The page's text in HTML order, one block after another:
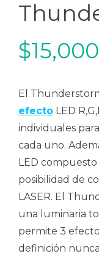
$
El
efecto LED
individuales
cada uno.
LED
posibilidad de
LASER. El
una luminaria
permite 3
definición